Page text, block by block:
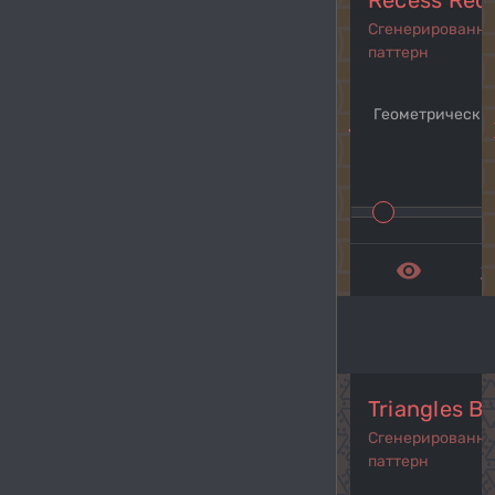
navigate_before
паттерн
remove_red_eye
Triangles
паттерн